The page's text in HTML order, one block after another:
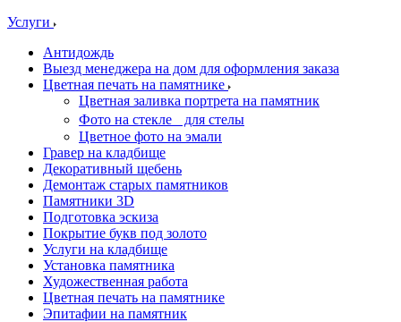
Услуги
Антидождь
Выезд менеджера на дом для оформления заказа
Цветная печать на памятнике
Цветная заливка портрета на памятник
Фото на стекле для стелы
Цветное фото на эмали
Гравер на кладбище
Декоративный щебень
Демонтаж старых памятников
Памятники 3D
Подготовка эскиза
Покрытие букв под золото
Услуги на кладбище
Установка памятника
Художественная работа
Цветная печать на памятнике
Эпитафии на памятник